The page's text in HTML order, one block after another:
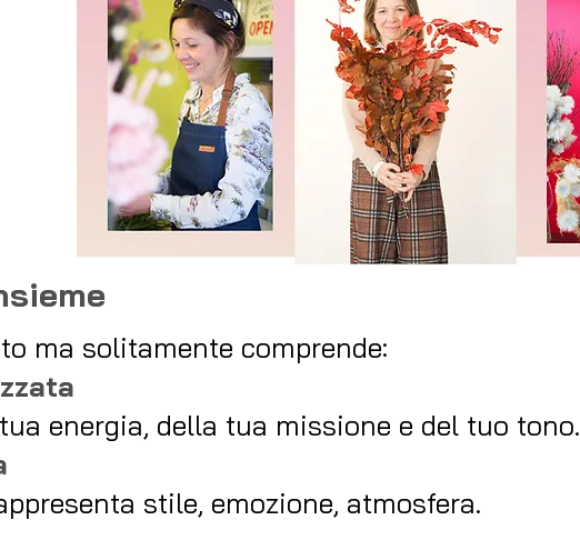
ma solitamente comprende:
energia, della tua missione e del tuo tono.
stile, emozione, atmosfera.